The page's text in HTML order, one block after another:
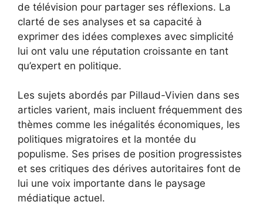
de télévision pour partager ses réflexions. La
clarté de ses analyses et sa capacité à
exprimer des idées complexes avec simplicité
lui ont valu une réputation croissante en tant
qu’expert en politique.
Les sujets abordés par Pillaud-Vivien dans ses
articles varient, mais incluent fréquemment des
thèmes comme les inégalités économiques, les
politiques migratoires et la montée du
populisme. Ses prises de position progressistes
et ses critiques des dérives autoritaires font de
lui une voix importante dans le paysage
médiatique actuel.